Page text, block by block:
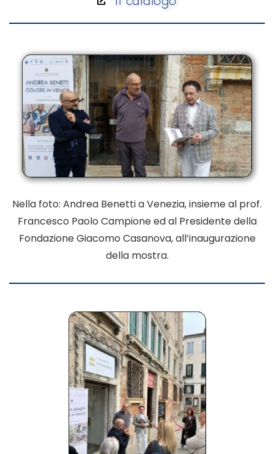
Nella foto: Andrea Benetti a Venezia, insieme al prof.
Francesco Paolo Campioneed al Presidente della
Fondazione Giacomo Casanova, all’inaugurazione
della mostra.